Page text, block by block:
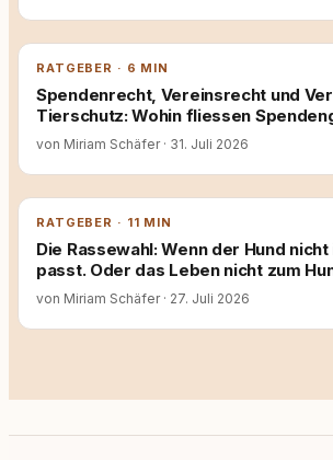
RATGEBER · 6 MIN
Spendenrecht, Vereinsrecht und
Tierschutz: Wohin fliessen
von Miriam Schäfer · 31. Juli 2026
RATGEBER · 11 MIN
Die Rassewahl: Wenn der Hund
passt. Oder das Leben nicht zum
von Miriam Schäfer · 27. Juli 2026